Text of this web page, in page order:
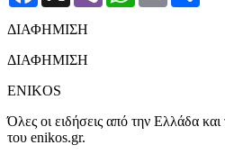
ΔΙΑΦΗΜΙΣΗ
ΔΙΑΦΗΜΙΣΗ
ENIKOS
Όλες οι ειδήσεις από την Ελλάδα
του enikos.gr.